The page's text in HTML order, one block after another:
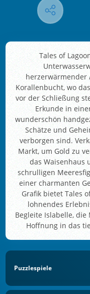
Tales of
herzerwärmender
Korallenbucht, wo
vor der Schließung
Erkunde in
wunderschön
Schätze und
verborgen sind.
Markt, um Gold zu
das Waisenhaus
schrulligen
einer charmanten
Grafik bietet Tales
lohnendes
Begleite Islabelle,
Hoffnung in das
Puzzlespiele